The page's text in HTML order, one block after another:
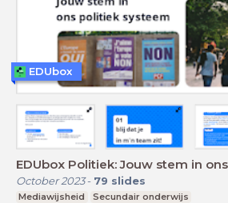
EDUbox Politiek: Jouw stem in
October 2023- 79 slides
Mediawijsheid Secundair onderwijs
EDUbox